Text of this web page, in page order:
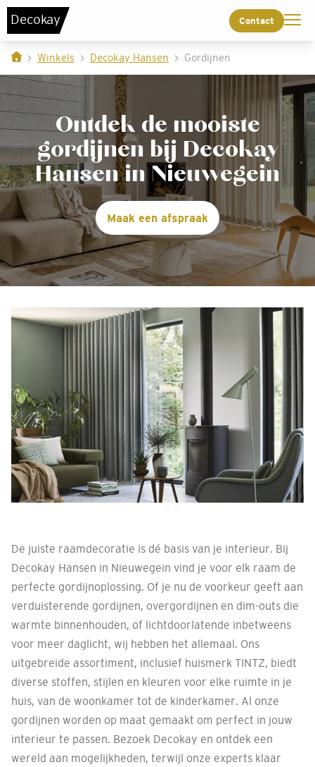
Decokay Contact
Winkels Decokay Hansen Gordijnen
Ontdek de mooiste
gordijnen bij Decokay
Hansen in Nieuwegein
Maak een afspraak
De juiste raamdecoratie is dé basis van je interieur. Bij
Decokay Hansen in Nieuwegein vind je voor elk raam de
perfecte gordijnoplossing. Of je nu de voorkeur geeft aan
verduisterende gordijnen, overgordijnen en dim-outs die
warmte binnenhouden, of lichtdoorlatende inbetweens
voor meer daglicht, wij hebben het allemaal. Ons
uitgebreide assortiment, inclusief huismerk TINTZ, biedt
diverse stoffen, stijlen en kleuren voor elke ruimte in je
huis, van de woonkamer tot de kinderkamer. Al onze
gordijnen worden op maat gemaakt om perfect in jouw
interieur te passen. Bezoek Decokay en ontdek een
wereld aan mogelijkheden, terwijl onze experts klaar